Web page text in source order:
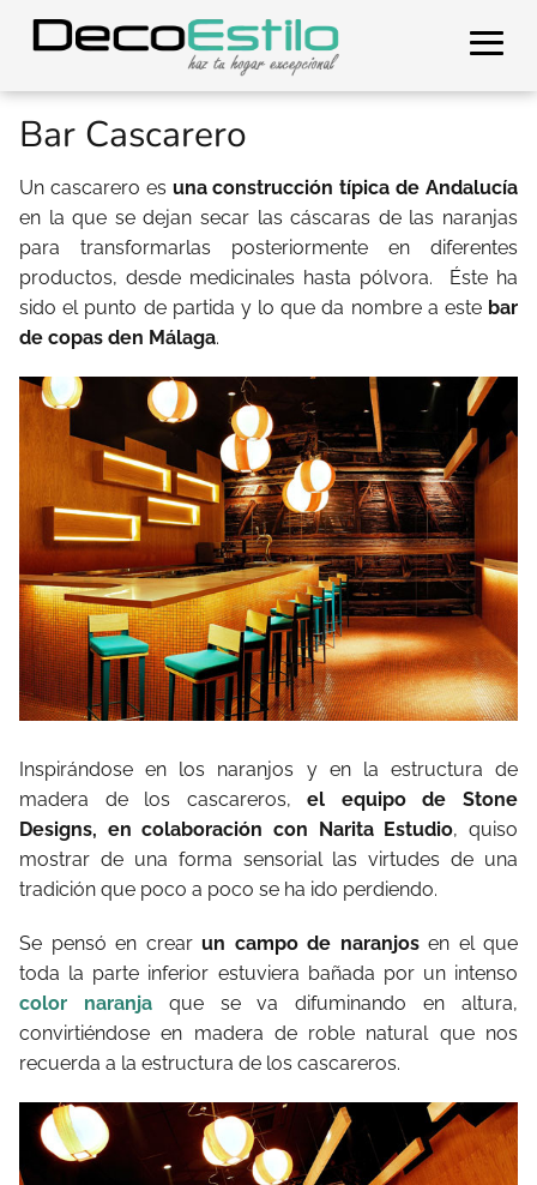
Bar Cascarero
Un cascarero es una construcción típica de Andalucía
en la que se dejan secar las cáscaras de las naranjas
para transformarlas posteriormente en diferentes
productos, desde medicinales hasta pólvora. Éste ha
sido el punto de partida y lo que da nombre a este bar
de copas den Málaga.
Inspirándose en los naranjos y en la estructura de
madera de los cascareros,el equipo de Stone
Designs, en colaboración con Narita Estudio, quiso
mostrar de una forma sensorial las virtudes de una
tradición que poco a poco se ha ido perdiendo.
Se pensó en crear un campo de naranjosen el que
toda la parte inferior estuviera bañada por un intenso
color naranjaque se va difuminando en altura,
convirtiéndose en madera de roble natural que nos
recuerda a la estructura de los cascareros.